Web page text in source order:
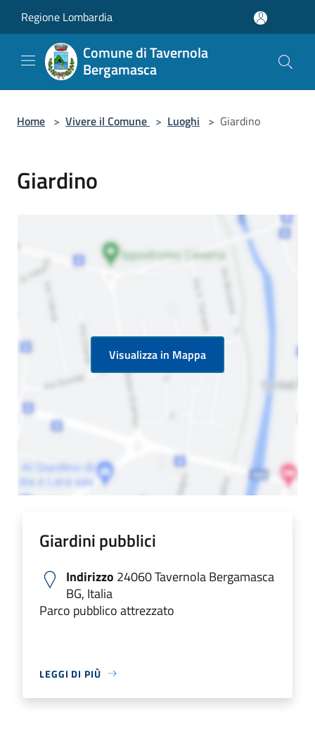
Regione Lombardia
Comune di Tavernola
Bergamasca
Home > Vivere il Comune > Luoghi > Giardino
Giardino
Visualizza in Mappa
Giardini pubblici
Indirizzo 24060 Tavernola Bergamasca
BG, Italia
Parco pubblico attrezzato
LEGGI DI PIÙ